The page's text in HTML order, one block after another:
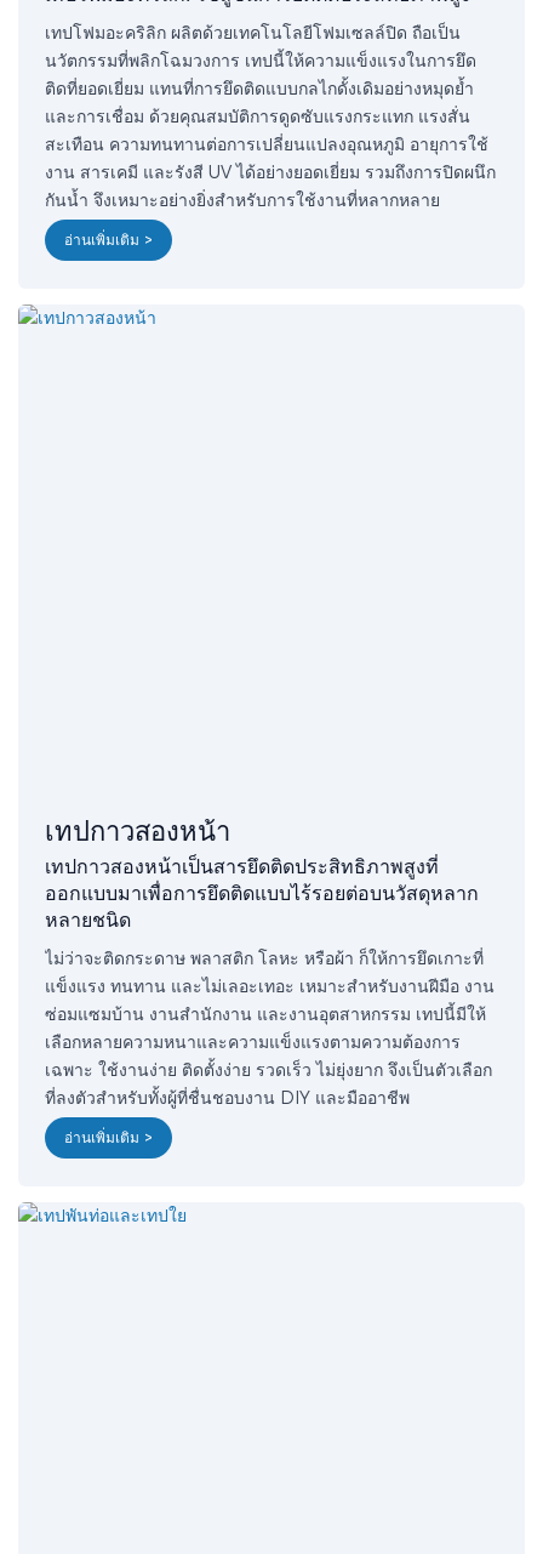
เทปโฟมอะคริลิก ผลิตด้วยเทคโนโลยีโฟมเซลล์ปิด ถือเป็น
นวัตกรรมที่พลิกโฉมวงการ เทปนี้ให้ความแข็งแรงในการยึด
ติดที่ยอดเยี่ยม แทนที่การยึดติดแบบกลไกดั้งเดิมอย่างหมุดย้ำ
และการเชื่อม ด้วยคุณสมบัติการดูดซับแรงกระแทก แรงสั่น
สะเทือน ความทนทานต่อการเปลี่ยนแปลงอุณหภูมิ อายุการใช้
งาน สารเคมี และรังสี UV ได้อย่างยอดเยี่ยม รวมถึงการปิดผนึก
กันน้ำ จึงเหมาะอย่างยิ่งสำหรับการใช้งานที่หลากหลาย
อ่านเพิ่มเติม >
เทปกาวสองหน้า
เทปกาวสองหน้าเป็นสารยึดติดประสิทธิภาพสูงที่
ออกแบบมาเพื่อการยึดติดแบบไร้รอยต่อบนวัสดุหลาก
หลายชนิด
ไม่ว่าจะติดกระดาษ พลาสติก โลหะ หรือผ้า ก็ให้การยึดเกาะที่
แข็งแรง ทนทาน และไม่เลอะเทอะ เหมาะสำหรับงานฝีมือ งาน
ซ่อมแซมบ้าน งานสำนักงาน และงานอุตสาหกรรม เทปนี้มีให้
เลือกหลายความหนาและความแข็งแรงตามความต้องการ
เฉพาะ ใช้งานง่าย ติดตั้งง่าย รวดเร็ว ไม่ยุ่งยาก จึงเป็นตัวเลือก
ที่ลงตัวสำหรับทั้งผู้ที่ชื่นชอบงาน DIY และมืออาชีพ
อ่านเพิ่มเติม >